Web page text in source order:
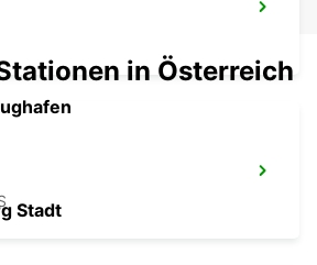
in Österreich
Stadt